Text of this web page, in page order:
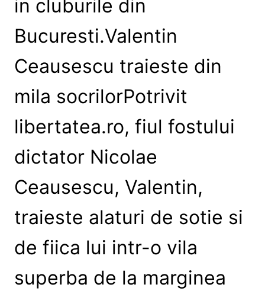
in cluburile din
Bucuresti.Valentin
Ceausescu traieste din
mila socrilorPotrivit
libertatea.ro, fiul fostului
dictator Nicolae
Ceausescu, Valentin,
traieste alaturi de sotie si
de fiica lui intr-o vila
superba de la marginea